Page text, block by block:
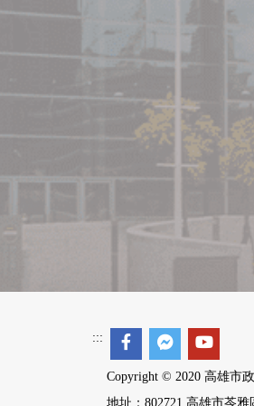
:::
Copyright © 2020 高雄市
地址：802721 高雄市苓雅